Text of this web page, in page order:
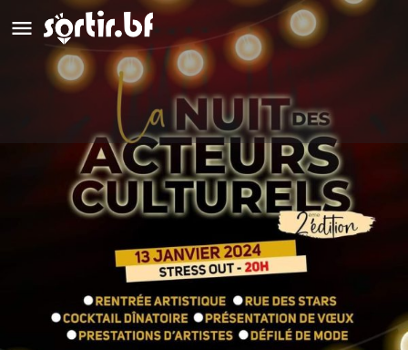
La Nuit des Acteurs Culturels
Avis 0
Laisser un avis Ajouter aux favoris
Description